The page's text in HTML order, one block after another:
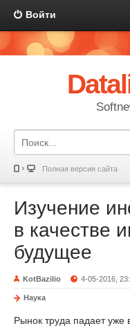
Войти
Полная версия сайта
Изучение
в качестве
будущее
KotBazilio 4-05-2016,
Наука
Рынок труда падает уже